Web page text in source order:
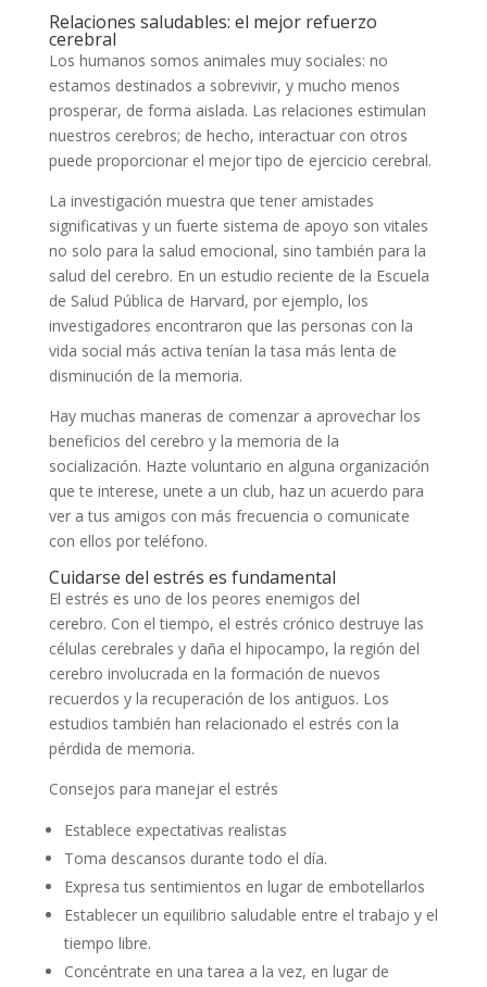
Relaciones saludables: el mejor refuerzo
cerebral
Los humanos somos animales muy sociales: no
estamos destinados a sobrevivir, y mucho menos
prosperar, de forma aislada. Las relaciones estimulan
nuestros cerebros; de hecho, interactuar con otros
puede proporcionar el mejor tipo de ejercicio cerebral.
La investigación muestra que tener amistades
significativas y un fuerte sistema de apoyo son vitales
no solo para la salud emocional, sino también para la
salud del cerebro. En un estudio reciente de la Escuela
de Salud Pública de Harvard, por ejemplo, los
investigadores encontraron que las personas con la
vida social más activa tenían la tasa más lenta de
disminución de la memoria.
Hay muchas maneras de comenzar a aprovechar los
beneficios del cerebro y la memoria de la
socialización. Hazte voluntario en alguna organización
que te interese, unete a un club, haz un acuerdo para
ver a tus amigos con más frecuencia o comunicate
con ellos por teléfono.
Cuidarse del estrés es fundamental
El estrés es uno de los peores enemigos del
cerebro. Con el tiempo, el estrés crónico destruye las
células cerebrales y daña el hipocampo, la región del
cerebro involucrada en la formación de nuevos
recuerdos y la recuperación de los antiguos. Los
estudios también han relacionado el estrés con la
pérdida de memoria.
Consejos para manejar el estrés
Establece expectativas realistas
Toma descansos durante todo el día.
Expresa tus sentimientos en lugar de embotellarlos
Establecer un equilibrio saludable entre el trabajo y el
tiempo libre.
Concéntrate en una tarea a la vez, en lugar de